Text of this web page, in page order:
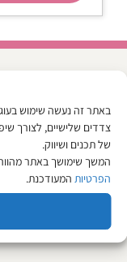
צדדים שלישיים, לצורך
של תכנים ושיווק.
המשך שימושך באתר מהווה
הפרטיותהמעודכנת.